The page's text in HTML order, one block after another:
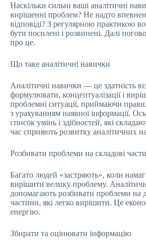
Наскільки сильні ваші аналітичні
вирішенні проблем? Не надто
відповіді? З регулярною практикою
бути посилені і розвинені. Далі
про це.
Що таке аналітичні навички
Аналітичні навички — це здатність
формулювати, концептуалізації і
проблемні ситуації, приймаючи
з урахуванням наявної інформації.
список умінь і здібностей, які
час сприяють розвитку аналітичних
Розбивати проблеми на складові
Багато людей «застряють», коли
вирішити велику проблему.
допомагають розбивати проблеми на
частини, які легко вирішити. Це
енергію.
Збирати та оцінювати інформацію